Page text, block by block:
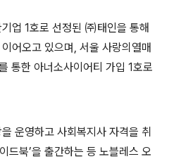
업 1호로 선정된 ㈜태인을 통해
어오고 있으며, 서울 사랑의열매
통한 아너소사이어티 가입 1호로
운영하고 사회복지사 자격을 취
드북’을 출간하는 등 노블레스 오